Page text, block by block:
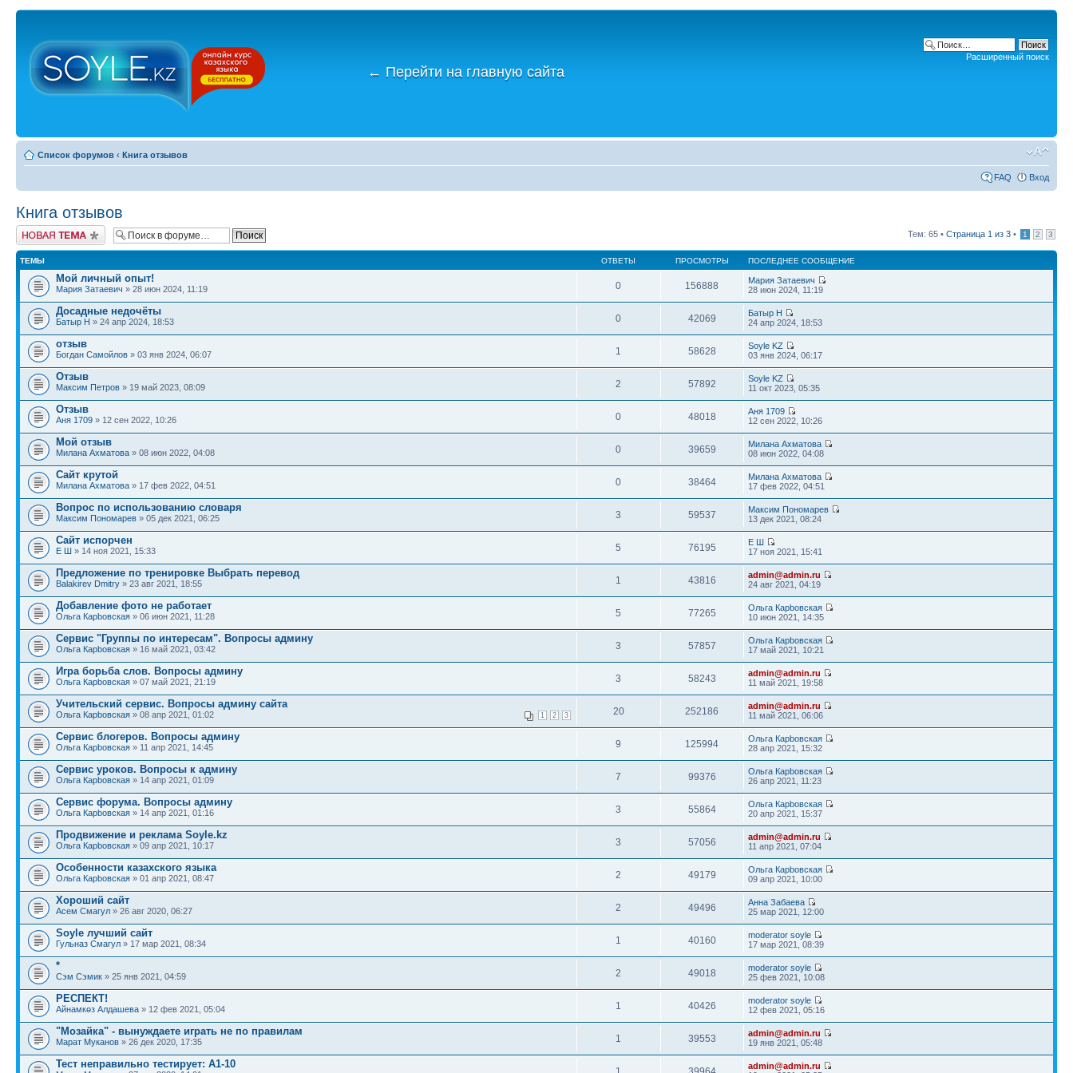
← Перейти на главную сайта
Расширенный поиск
Список форумов ‹ Книга отзывов
FAQ Вход
Книга отзывов
Новая тема Тем: 65 • Страница 1 из 3 • 1 2 3
ТЕМЫ ОТВЕТЫ ПРОСМОТРЫ ПОСЛЕДНЕЕ СООБЩЕНИЕ
Мой личный опыт!
Мария Затаевич » 28 июн 2024, 11:19 0 156888
Мария Затаевич
28 июн 2024, 11:19
Досадные недочёты
Батыр Н » 24 апр 2024, 18:53 0 42069
Батыр Н
24 апр 2024, 18:53
отзыв
Богдан Самойлов » 03 янв 2024, 06:07 1 58628
Soyle KZ
03 янв 2024, 06:17
Отзыв
Максим Петров » 19 май 2023, 08:09 2 57892
Soyle KZ
11 окт 2023, 05:35
Отзыв
Аня 1709 » 12 сен 2022, 10:26 0 48018
Аня 1709
12 сен 2022, 10:26
Мой отзыв
Милана Ахматова » 08 июн 2022, 04:08 0 39659
Милана Ахматова
08 июн 2022, 04:08
Сайт крутой
Милана Ахматова » 17 фев 2022, 04:51 0 38464
Милана Ахматова
17 фев 2022, 04:51
Вопрос по использованию словаря
Максим Пономарев » 05 дек 2021, 06:25 3 59537
Максим Пономарев
13 дек 2021, 08:24
Сайт испорчен
Е Ш » 14 ноя 2021, 15:33 5 76195
Е Ш
17 ноя 2021, 15:41
Предложение по тренировке Выбрать перевод
Balakirev Dmitry » 23 авг 2021, 18:55 1 43816
admin@admin.ru
24 авг 2021, 04:19
Добавление фото не работает
Ольга Карbовская » 06 июн 2021, 11:28 5 77265
Ольга Карbовская
10 июн 2021, 14:35
Сервис "Группы по интересам". Вопросы админу
Ольга Карbовская » 16 май 2021, 03:42 3 57857
Ольга Карbовская
17 май 2021, 10:21
Игра борьба слов. Вопросы админу
Ольга Карbовская » 07 май 2021, 21:19 3 58243
admin@admin.ru
11 май 2021, 19:58
Учительский сервис. Вопросы админу сайта
1 2 3
Ольга Карbовская » 08 апр 2021, 01:02 20 252186
admin@admin.ru
11 май 2021, 06:06
Сервис блогеров. Вопросы админу
Ольга Карbовская » 11 апр 2021, 14:45 9 125994
Ольга Карbовская
28 апр 2021, 15:32
Сервис уроков. Вопросы к админу
Ольга Карbовская » 14 апр 2021, 01:09 7 99376
Ольга Карbовская
26 апр 2021, 11:23
Сервис форума. Вопросы админу
Ольга Карbовская » 14 апр 2021, 01:16 3 55864
Ольга Карbовская
20 апр 2021, 15:37
Продвижение и реклама Soyle.kz
Ольга Карbовская » 09 апр 2021, 10:17 3 57056
admin@admin.ru
11 апр 2021, 07:04
Особенности казахского языка
Ольга Карbовская » 01 апр 2021, 08:47 2 49179
Ольга Карbовская
09 апр 2021, 10:00
Хороший сайт
Асем Смагул » 26 авг 2020, 06:27 2 49496
Анна Забаева
25 мар 2021, 12:00
Soyle лучший сайт
Гульназ Смагул » 17 мар 2021, 08:34 1 40160
moderator soyle
17 мар 2021, 08:39
*
Сэм Сэмик » 25 янв 2021, 04:59 2 49018
moderator soyle
25 фев 2021, 10:08
РЕСПЕКТ!
Айнамкөз Алдашева » 12 фев 2021, 05:04 1 40426
moderator soyle
12 фев 2021, 05:16
"Мозайка" - вынуждаете играть не по правилам
Марат Муканов » 26 дек 2020, 17:35 1 39553
admin@admin.ru
19 янв 2021, 05:48
Тест неправильно тестирует: А1-10
admin@admin.ru